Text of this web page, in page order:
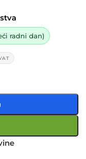
radni dan)